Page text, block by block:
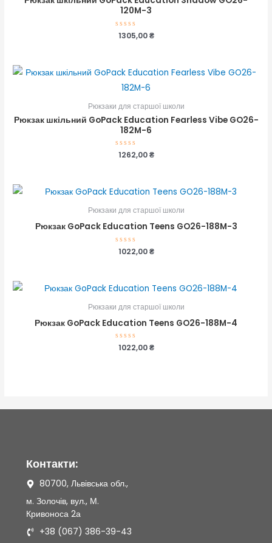
120M-3
Оцінено
в
1305,00₴
Рюкзаки для старшої школи
Рюкзак шкільний GoPack Education Fearless Vibe GO26-
182M-6
Оцінено
в
1262,00₴
Рюкзаки для старшої школи
Рюкзак GoPack Education Teens GO26-188M-3
Оцінено
в
1022,00₴
Рюкзаки для старшої школи
Рюкзак GoPack Education Teens GO26-188M-4
Оцінено
в
1022,00₴
Контакти:
80700, Львівська обл.,
м. Золочів, вул., М.
Кривоноса 2а
+38 (067) 386-39-43